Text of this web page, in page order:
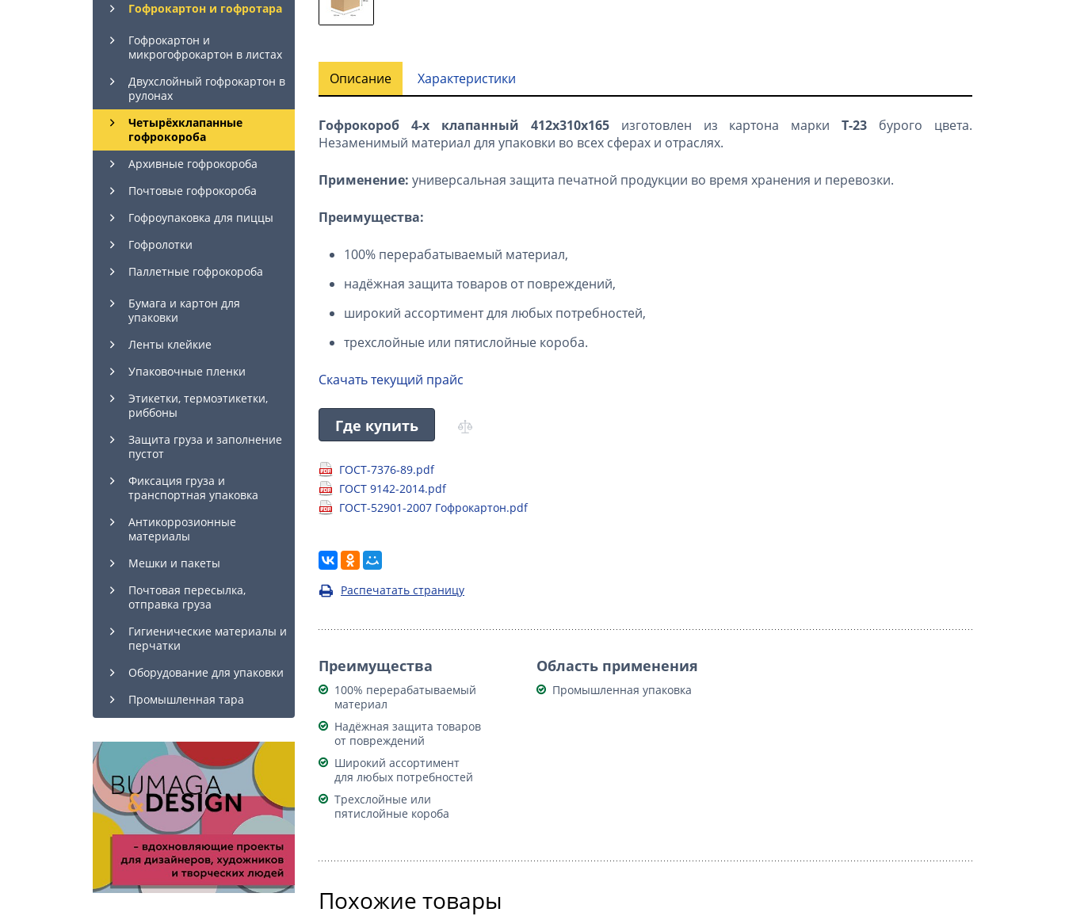
Гофрокартон и гофротара
Гофрокартон и
микрогофрокартон в листах
Двухслойный гофрокартон в
рулонах
Четырёхклапанные
гофрокороба
Архивные гофрокороба
Почтовые гофрокороба
Гофроупаковка для пиццы
Гофролотки
Паллетные гофрокороба
Бумага и картон для
упаковки
Ленты клейкие
Упаковочные пленки
Этикетки, термоэтикетки,
риббоны
Защита груза и заполнение
пустот
Фиксация груза и
транспортная упаковка
Антикоррозионные
материалы
Мешки и пакеты
Почтовая пересылка,
отправка груза
Гигиенические материалы и
перчатки
Оборудование для упаковки
Промышленная тара
Описание Характеристики
Гофрокороб 4-х клапанный 412х310х165изготовлен из картона маркиТ-23 бурого цвета.
Незаменимый материал для упаковки во всех сферах и отраслях.
Применение: универсальная защита печатной продукции во время хранения и перевозки.
Преимущества:
100% перерабатываемый материал,
надёжная защита товаров от повреждений,
широкий ассортимент для любых потребностей,
трехслойные или пятислойные короба.
Скачать текущий прайс
Где купить
ГОСТ-7376-89.pdf
ГОСТ 9142-2014.pdf
ГОСТ-52901-2007 Гофрокартон.pdf
Распечатать страницу
Преимущества
100% перерабатываемый
материал
Надёжная защита товаров
от повреждений
Широкий ассортимент
для любых потребностей
Трехслойные или
пятислойные короба
Область применения
Промышленная упаковка
Похожие товары